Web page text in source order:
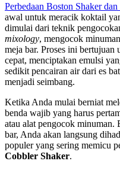
Perbedaan Boston Shaker
awal untuk meracik koktail
dimulai dari teknik
mixology, mengocok
meja bar. Proses ini
cepat, menciptakan emulsi
sedikit pencairan air dari es
menjadi seimbang.
Ketika Anda mulai berniat
benda wajib yang harus
atau alat pengocok minuman.
bar, Anda akan langsung
populer yang sering memicu
Cobbler Shaker.